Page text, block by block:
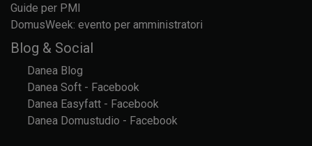
Guide per PMI
DomusWeek: evento per amministratori
Blog & Social
Danea Blog
Danea Soft - Facebook
Danea Easyfatt - Facebook
Danea Domustudio - Facebook